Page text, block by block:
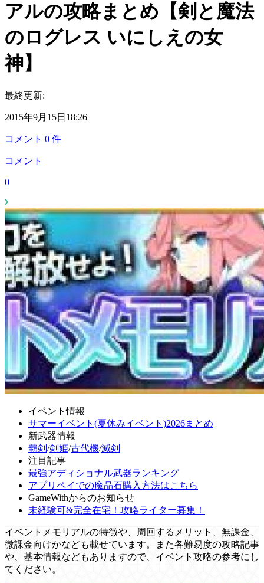
アルの攻略まとめ【剣と魔法
のログレス いにしえの女
神】
最終更新:
2015年9月15日18:26
コメント 0 件
コメント
0
イベント情報
サマーイベント(夏休みイベント)2026まとめ
新武器情報
覇剣 /剣姫/古代機/滅剣
注目記事
最強アディショナル武器ランキング
アプリペイでの魔晶石購入方法はこちら
GameWithからのお知らせ
未経験可&完全在宅！攻略ライター募集！
イベントメモリアルの特徴や、周回するメリット、無課金、
微課金向けかなども載せています。また各難易度の攻略記事
や、基本情報などもありますので、イベント攻略の参考にし
てください。